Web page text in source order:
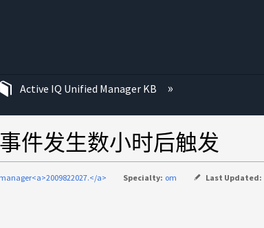
Active IQ Unified Manager KB
件发生数小时后触发
a> Specialty: om Last Updated: